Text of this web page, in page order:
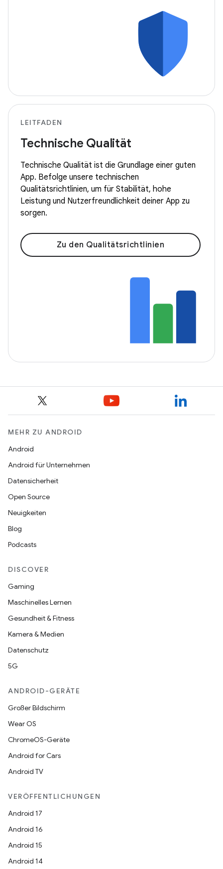
LEITFADEN
Technische Qualität
Technische Qualität ist die Grundlage einer guten
App. Befolge unsere technischen
Qualitätsrichtlinien, um für Stabilität, hohe
Leistung und Nutzerfreundlichkeit deiner App zu
sorgen.
Zu den Qualitätsrichtlinien
MEHR ZU ANDROID
Android
Android für Unternehmen
Datensicherheit
Open Source
Neuigkeiten
Blog
Podcasts
DISCOVER
Gaming
Maschinelles Lernen
Gesundheit & Fitness
Kamera & Medien
Datenschutz
5G
ANDROID-GERÄTE
Großer Bildschirm
Wear OS
ChromeOS-Geräte
Android for Cars
Android TV
VERÖFFENTLICHUNGEN
Android 17
Android 16
Android 15
Android 14